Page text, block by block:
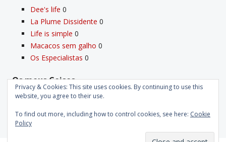
Dee's life 0
La Plume Dissidente 0
Life is simple 0
Macacos sem galho 0
Os Especialistas 0
Os meus Coisos
Deus0
Privacy & Cookies: This site uses cookies. By continuing to use this
website, you agree to their use.
To find out more, including how to control cookies, see here: Cookie
Policy